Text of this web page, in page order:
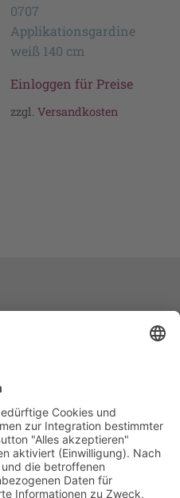
0707
Applikationsgardine
weiß 140 cm
Einloggen für Preise
zzgl.Versandkosten